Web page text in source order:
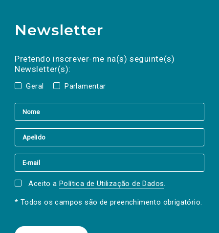
Newsletter
Pretendo inscrever-me na(s) seguinte(s)
Newsletter(s):
Geral Parlamentar
a(s) newsletter(s).
mail
Aceito a Política de Utilização de Dados.
* Todos os campos são de preenchimento obrigatório.